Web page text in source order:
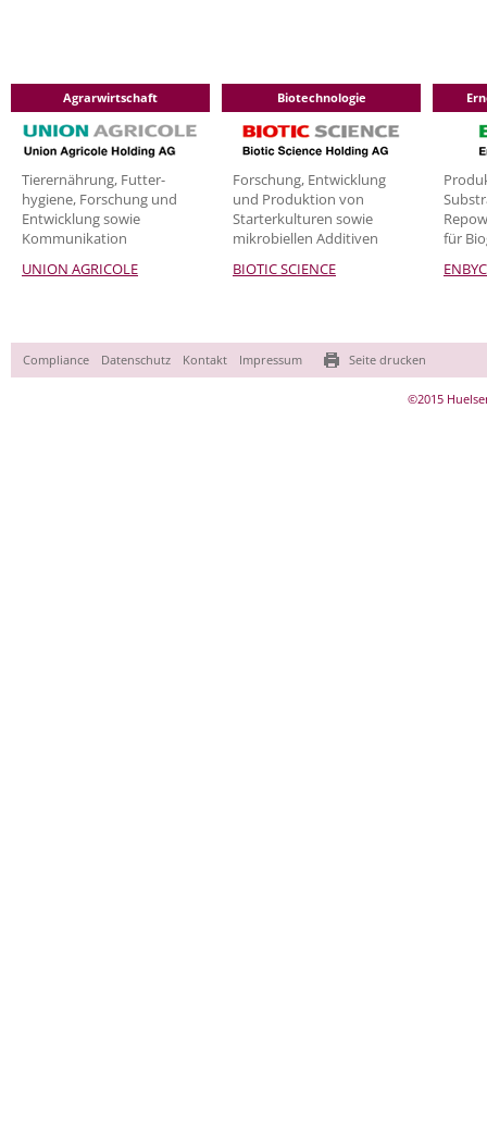
Agrarwirtschaft
Tier­ernährung, Futter-
hygiene, Forschung und
Entwicklung sowie
Kommunikation
UNION AGRICOLE
Biotechnologie
Forschung, Entwicklung
und Produktion von
Starterkulturen sowie
mikrobiellen Additiven
BIOTIC SCIENCE
für
überspringen
Compliance Datenschutz Kontakt Impressum Seite drucken
©2015